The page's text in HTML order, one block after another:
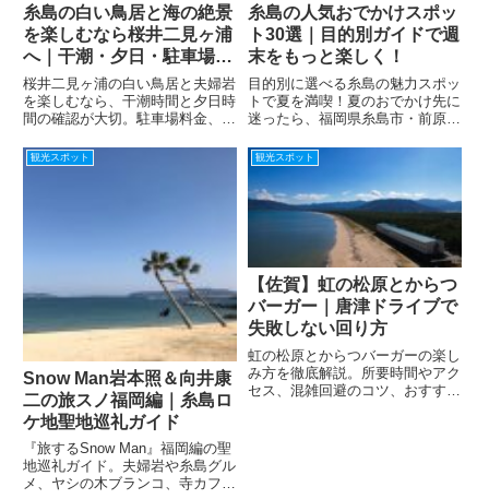
糸島の白い鳥居と海の絶景
を楽しむなら桜井二見ヶ浦
へ｜干潮・夕日・駐車場・
アクセスまで解説
桜井二見ヶ浦の白い鳥居と夫婦岩
を楽しむなら、干潮時間と夕日時
間の確認が大切。駐車場料金、バ
ち物まで初めての糸島観光にも分
かりやすく解説します。
糸島の人気おでかけスポッ
ト30選｜目的別ガイドで週
末をもっと楽しく！
目的別に選べる糸島の魅力スポッ
トで夏を満喫！夏のおでかけ先に
迷ったら、福岡県糸島市・前原エ
メ、アクティビティ、絶景と、家
族でもカップルでも、友達同士で
も楽しめるスポットがぎゅっと詰
まっています。この記事では、
観光スポット
Snow Man岩本照＆向井康
二の旅スノ福岡編｜糸島ロ
ケ地聖地巡礼ガイド
『旅するSnow Man』福岡編の聖
地巡礼ガイド。夫婦岩や糸島グル
メ、ヤシの木ブランコ、寺カフ
観光スポット
【佐賀】虹の松原とからつ
バーガー｜唐津ドライブで
失敗しない回り方
虹の松原とからつバーガーの楽し
み方を徹底解説。所要時間やアク
セス、混雑回避のコツ、おすすめ